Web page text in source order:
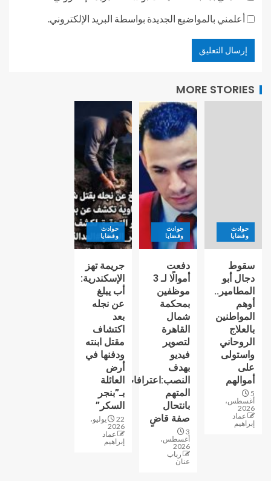
أعلمني بالمواضيع الجديدة بواسطة البريد الإلكتروني.
MORE STORIES
حوادث
وقضايا
سقوط
دجال أبو
المطامير..
أوهم
المواطنين
بالعلاج
الروحاني
واستولى
على
أموالهم
5
أغسطس،
2026
عماد
إبراهيم
حوادث
وقضايا
دفعت
أموالًا لـ 3
موظفين
بمحكمة
شمال
القاهرة
لتصوير
فيديو
بهدف
النصب:اعترافات
المتهم
بانتحال
صفة قاضٍ
3
أغسطس،
2026
رباب
عنان
حوادث
وقضايا
جريمة تهز
الإسكندرية:
أب يبلغ
عن نجله
بعد
اكتشاف
مقتل ابنته
ودفنها في
أرض
العائلة
بـ”بنجر
السكر”
22 يوليو،
2026
عماد
إبراهيم